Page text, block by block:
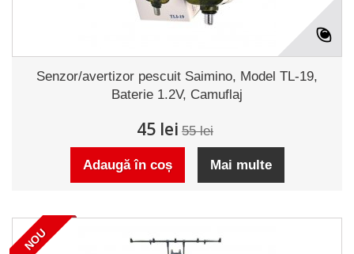
Senzor/avertizor pescuit Saimino, Model TL-19,
Baterie 1.2V, Camuflaj
45 lei 55 lei
Adaugă în coș Mai multe
NOU